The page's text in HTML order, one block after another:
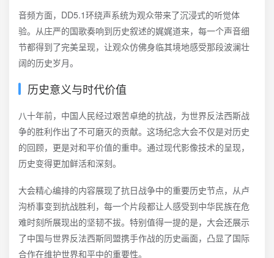
音频方面，DD5.1环绕声系统为观众带来了沉浸式的听觉体
验。从庄严的国歌奏响到历史叙述的娓娓道来，每一个声音细
节都得到了完美呈现，让观众仿佛身临其境地感受那段波澜壮
阔的历史岁月。
历史意义与时代价值
八十年前，中国人民经过艰苦卓绝的抗战，为世界反法西斯战
争的胜利作出了不可磨灭的贡献。这场纪念大会不仅是对历史
的回顾，更是对和平价值的重申。通过现代影像技术的呈现，
历史变得更加鲜活和深刻。
大会精心编排的内容展现了抗日战争中的重要历史节点，从卢
沟桥事变到抗战胜利，每一个片段都让人感受到中华民族在危
难时刻所展现出的坚韧不拔。特别值得一提的是，大会还展示
了中国与世界反法西斯同盟携手作战的历史画面，凸显了国际
合作在维护世界和平中的重要性。